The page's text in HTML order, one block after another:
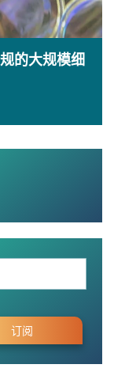
的大规模细